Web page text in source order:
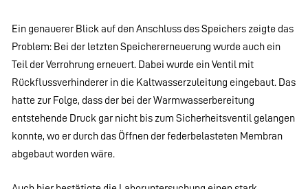
Ein genauerer Blick auf den Anschluss des Speichers zeigte das
Problem: Bei der letzten Speichererneuerung wurde auch ein
Teil der Verrohrung erneuert. Dabei wurde ein Ventil mit
Rückflussverhinderer in die Kaltwasserzuleitung eingebaut. Das
hatte zur Folge, dass der bei der Warmwasserbereitung
entstehende Druck gar nicht bis zum Sicherheitsventil gelangen
konnte, wo er durch das Öffnen der federbelasteten Membran
abgebaut worden wäre.